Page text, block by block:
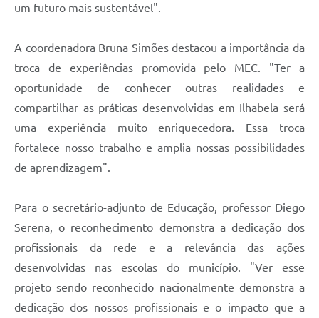
um futuro mais sustentável".
A coordenadora Bruna Simões destacou a importância da
troca de experiências promovida pelo MEC. "Ter a
oportunidade de conhecer outras realidades e
compartilhar as práticas desenvolvidas em Ilhabela será
uma experiência muito enriquecedora. Essa troca
fortalece nosso trabalho e amplia nossas possibilidades
de aprendizagem".
Para o secretário-adjunto de Educação, professor Diego
Serena, o reconhecimento demonstra a dedicação dos
profissionais da rede e a relevância das ações
desenvolvidas nas escolas do município. "Ver esse
projeto sendo reconhecido nacionalmente demonstra a
dedicação dos nossos profissionais e o impacto que a